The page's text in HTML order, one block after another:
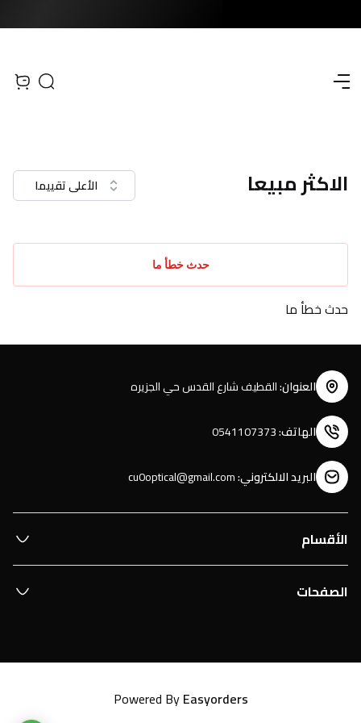
Open menu
Search
bag
الاكثر مبيعا الأعلى تقييما
حدث خطأ ما
حدث خطأ ما
العنوان:القطيف شارع القدس حي الجزيره
الهاتف:
0541107373
البريد الالكتروني:
cu0optical@gmail.com
الأقسام
الصفحات
Powered ByEasyorders